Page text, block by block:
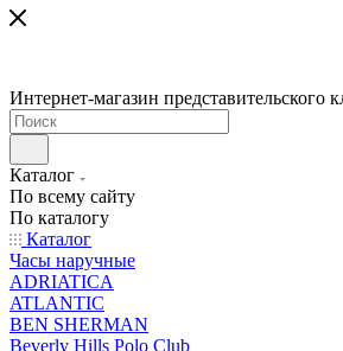
Интернет-магазин представительского
Каталог
По всему сайту
По каталогу
Каталог
Часы наручные
ADRIATICA
ATLANTIC
BEN SHERMAN
Beverly Hills Polo Club